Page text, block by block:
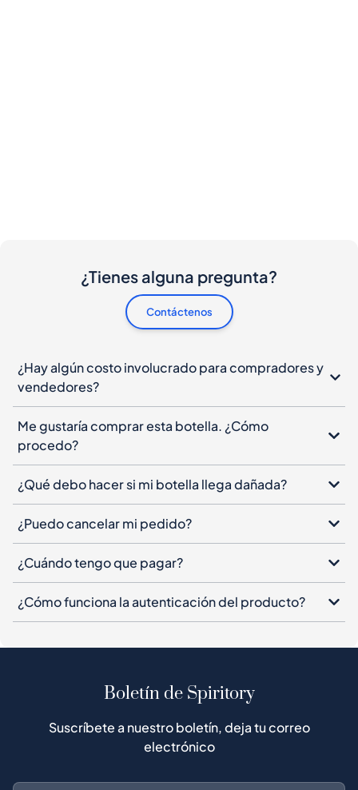
¿Tienes alguna pregunta?
Contáctenos
¿Hay algún costo involucrado para compradores y
vendedores?
Me gustaría comprar esta botella. ¿Cómo
procedo?
¿Qué debo hacer si mi botella llega dañada?
¿Puedo cancelar mi pedido?
¿Cuándo tengo que pagar?
¿Cómo funciona la autenticación del producto?
Boletín de Spiritory
Suscríbete a nuestro boletín, deja tu correo
electrónico